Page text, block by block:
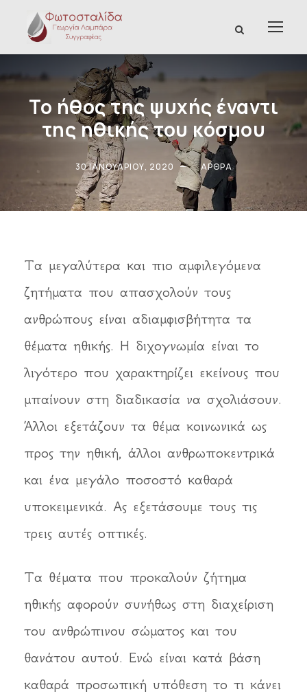
Το ήθος της ψυχής έναντι
της ηθικής του κόσμου
30 ΙΑΝΟΥΑΡΊΟΥ, 2020 ΆΡΘΡΑ
Τα μεγαλύτερα και πιο αμφιλεγόμενα
ζητήματα που απασχολούν τους
ανθρώπους είναι αδιαμφισβήτητα τα
θέματα ηθικής. Η διχογνωμία είναι το
λιγότερο που χαρακτηρίζει εκείνους που
μπαίνουν στη διαδικασία να σχολιάσουν.
Άλλοι εξετάζουν τα θέμα κοινωνικά ως
προς την ηθική, άλλοι ανθρωποκεντρικά
και ένα μεγάλο ποσοστό καθαρά
υποκειμενικά. Ας εξετάσουμε τους τις
τρεις αυτές οπτικές.
Τα θέματα που προκαλούν ζήτημα
ηθικής αφορούν συνήθως στη διαχείριση
του ανθρώπινου σώματος και του
θανάτου αυτού. Ενώ είναι κατά βάση
καθαρά προσωπική υπόθεση το τι κάνει